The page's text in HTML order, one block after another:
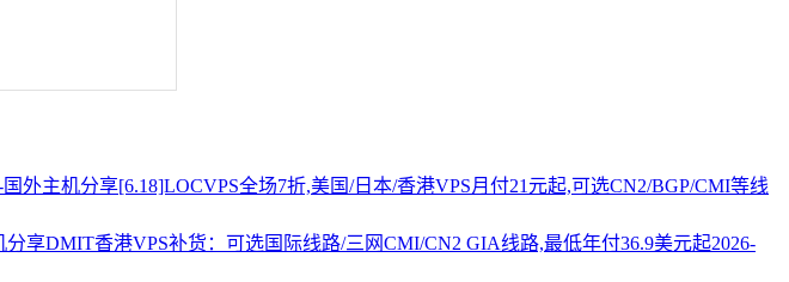
[6.18]LOCVPS全场7折,美国/日本/香港VPS月付21元起,可选CN2/BGP/CMI等线
DMIT香港VPS补货：可选国际线路/三网CMI/CN2 GIA线路,最低年付36.9美元起2026-